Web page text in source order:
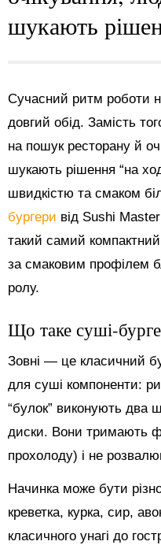
шукають
Сучасний ритм роботи
довгий обід. Замість
на пошук ресторану й
шукають рішення “на
швидкістю та смаком
бургери від Sushi
такий самий
за смаковим профілем
ролу.
Що таке суші-
Зовні — це класичний
для суші компоненти:
“булок” виконують два
диски. Вони тримають
прохолоду) і не
Начинка може бути
креветка, курка, сир,
класичного унагі до